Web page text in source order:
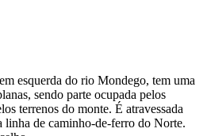
esquerda do rio Mondego, tem uma
sendo parte ocupada pelos
terrenos do monte. É atravessada
linha de caminho-de-ferro do Norte.